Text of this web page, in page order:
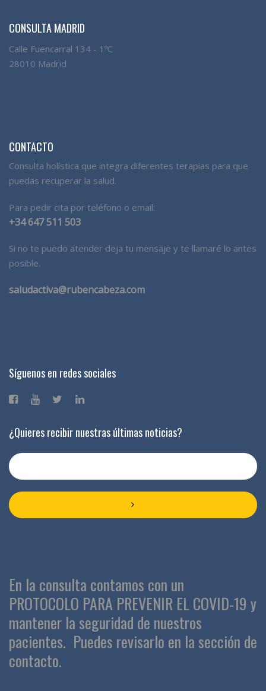
CONSULTA MADRID
Calle Fuencarral 134 - 1ºC
28010 Madrid
CONTACTO
Consulta holística que integra diferentes terapias para que
puedas recuperar la salud.
Para pedir cita por teléfono o email:
+34 647 511 503
Si no te puedo atender deja tu mensaje y te llamaré lo antes
posible.
saludactiva@rubencabeza.com
Síguenos en redes sociales
¿Quieres recibir nuestras últimas noticias?
En la consulta contamos con un
PROTOCOLO PARA PREVENIR EL COVID-19 y
mantener la seguridad de nuestros
pacientes. Puedes revisarlo en la sección de
contacto.